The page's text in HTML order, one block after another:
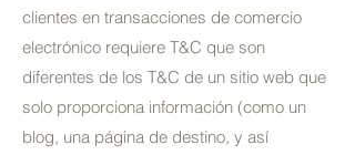
clientes en transacciones de comercio
electrónico requiere T&C que son
diferentes de los T&C de un sitio web que
solo proporciona información (como un
blog, una página de destino, y así